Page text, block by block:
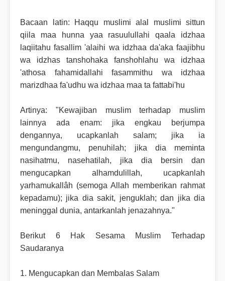
Bacaan latin: Haqqu muslimi alal muslimi sittun
qiila maa hunna yaa rasuulullahi qaala idzhaa
laqiitahu fasallim 'alaihi wa idzhaa da'aka faajibhu
wa idzhas tanshohaka fanshohlahu wa idzhaa
'athosa fahamidallahi fasammithu wa idzhaa
marizdhaa fa'udhu wa idzhaa maa ta fattabi'hu
Artinya: "Kewajiban muslim terhadap muslim
lainnya ada enam: jika engkau berjumpa
dengannya, ucapkanlah salam; jika ia
mengundangmu, penuhilah; jika dia meminta
nasihatmu, nasehatilah, jika dia bersin dan
mengucapkan alhamdulillah, ucapkanlah
yarhamukallâh (semoga Allah memberikan rahmat
kepadamu); jika dia sakit, jenguklah; dan jika dia
meninggal dunia, antarkanlah jenazahnya."
Berikut 6 Hak Sesama Muslim Terhadap
Saudaranya
1. Mengucapkan dan Membalas Salam